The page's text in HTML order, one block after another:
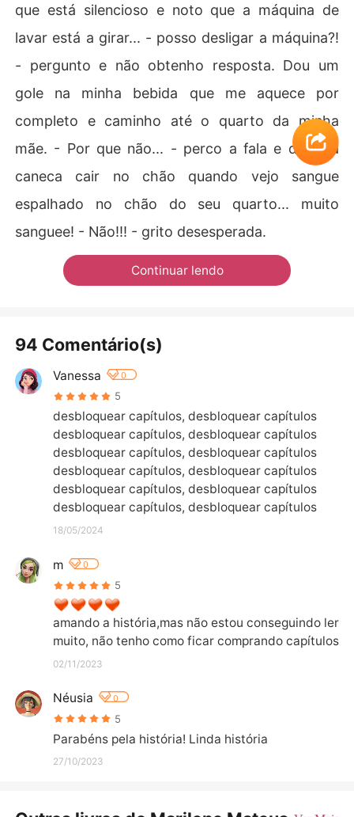
que está silencioso e noto que a máquina de
lavar está a girar... - posso desligar a máquina?!
- pergunto e não obtenho resposta. Dou um
gole na minha bebida que me aquece por
completo e caminho até o quarto da minha
mãe. - Por que não... - perco a fala e deixo a
caneca cair no chão quando vejo sangue
espalhado no chão do seu quarto... muito
sanguee! - Não!!! - grito desesperada.
Continuar lendo
94 Comentário(s)
Vanessa 0
5
desbloquear capítulos, desbloquear capítulos
desbloquear capítulos, desbloquear capítulos
desbloquear capítulos, desbloquear capítulos
desbloquear capítulos, desbloquear capítulos
desbloquear capítulos, desbloquear capítulos
desbloquear capítulos, desbloquear capítulos
18/05/2024
m 0
5
amando a história,mas não estou conseguindo ler
muito, não tenho como ficar comprando capítulos
02/11/2023
Néusia 0
5
Parabéns pela história! Linda história
27/10/2023